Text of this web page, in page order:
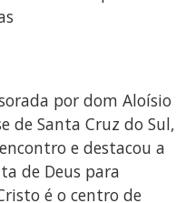
por dom Aloísio
de Santa Cruz do Sul,
e destacou a
de Deus para
é o centro de